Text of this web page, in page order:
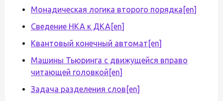
Монадическая логика второго порядка [en]
Сведение НКА к ДКА [en]
Квантовый конечный автомат [en]
Машины Тьюринга с движущейся вправо
читающей головкой [en]
Задача разделения слов [en]